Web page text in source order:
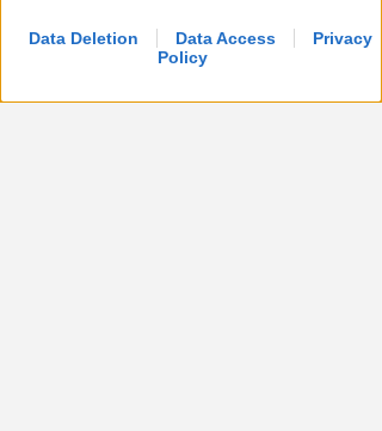
Data Deletion Data Access
Privacy
Policy